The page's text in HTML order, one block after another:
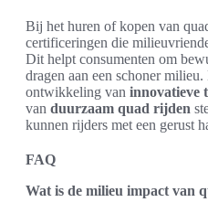
Bij het huren of kopen van
certificeringen die
Dit helpt consumenten om
dragen aan een schoner
ontwikkeling van innovatieve
van duurzaam quad rijden
kunnen rijders met een gerust
FAQ
Wat is de milieu impact van